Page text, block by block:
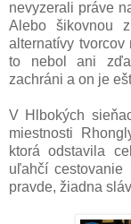
nevyzerali práve
Alebo šikovnou
alternatívy tvorcov
to nebol ani
zachráni a on je
V Hlbokých
miestnosti
ktorá odstavila
uľahčí cestovanie
pravde, žiadna